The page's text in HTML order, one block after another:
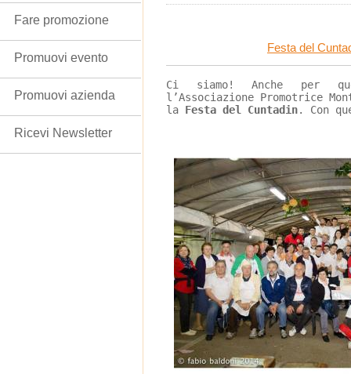
Festa del
Ci siamo! Anche per
l’Associazione Promotrice
la Festa del Cuntadin. Con
Fare promozione
Promuovi evento
Promuovi azienda
Ricevi Newsletter